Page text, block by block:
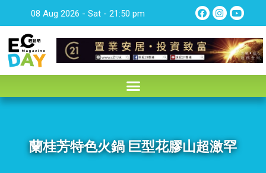
08 Aug 2026 - Sat - 21:50 pm
蘭桂芳特色火鍋 巨型花膠山超激罕